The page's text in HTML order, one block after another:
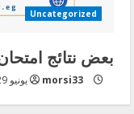
Uncategorized
بعض نتائج امتحان
morsi33 يونيو 29, 2026